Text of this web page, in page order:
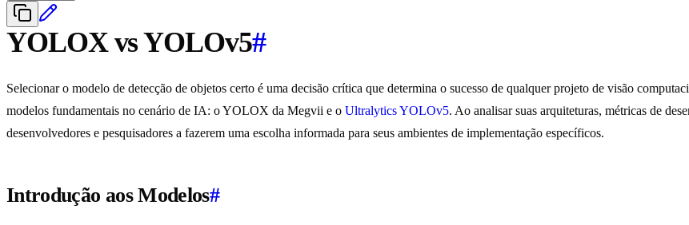
YOLOX vs YOLOv5#
Selecionar o modelo de detecção de objetos certo é uma decisão crítica que determina o sucesso de qualquer projeto de visão
modelos fundamentais no cenário de IA: o YOLOX da Megvii e o Ultralytics YOLOv5. Ao analisar suas arquiteturas, métricas de
desenvolvedores e pesquisadores a fazerem uma escolha informada para seus ambientes de implementação específicos.
Introdução aos Modelos#